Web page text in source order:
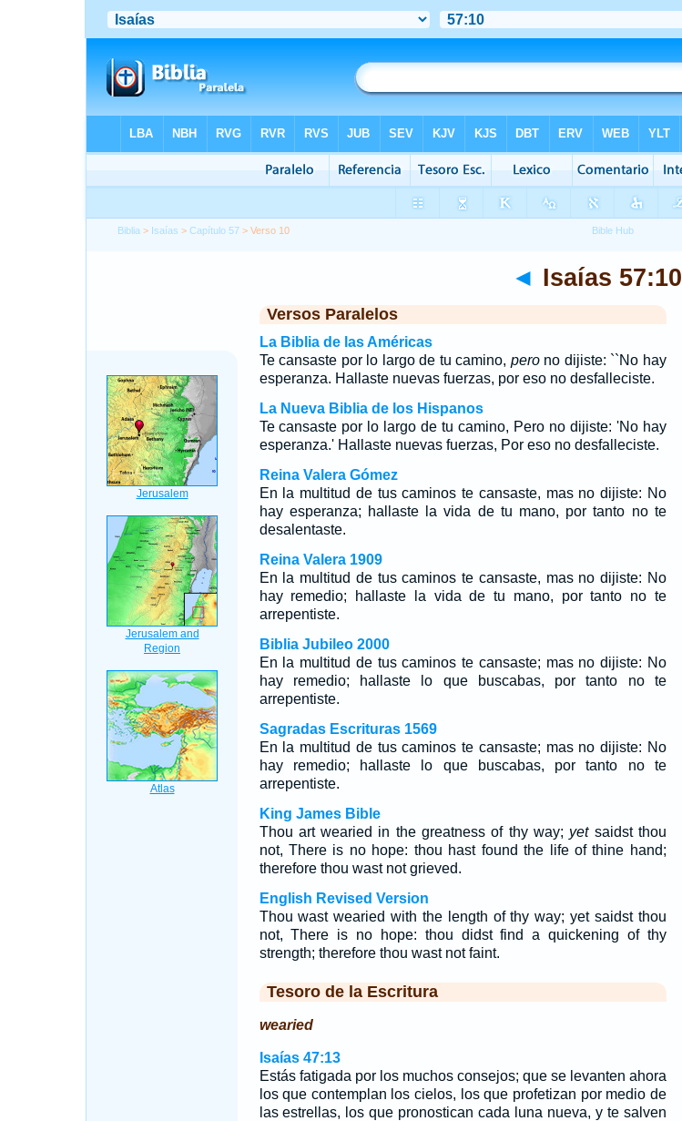
Biblia > Isaías >Capítulo 57 > Verso 10
◄ Isaías 57:10
Versos Paralelos
La Biblia de las Américas
Te cansaste por lo largo de tu camino, perono dijiste: ``No hay
esperanza. Hallaste nuevas fuerzas, por eso no desfalleciste.
La Nueva Biblia de los Hispanos
Te cansaste por lo largo de tu camino, Pero no dijiste: 'No hay
esperanza.' Hallaste nuevas fuerzas, Por eso no desfalleciste.
Reina Valera Gómez
En la multitud de tus caminos te cansaste, mas no dijiste: No
hay esperanza; hallaste la vida de tu mano, por tanto no te
desalentaste.
Reina Valera 1909
En la multitud de tus caminos te cansaste, mas no dijiste: No
hay remedio; hallaste la vida de tu mano, por tanto no te
arrepentiste.
Biblia Jubileo 2000
En la multitud de tus caminos te cansaste; mas no dijiste: No
hay remedio; hallaste lo que buscabas, por tanto no te
arrepentiste.
Sagradas Escrituras 1569
En la multitud de tus caminos te cansaste; mas no dijiste: No
hay remedio; hallaste lo que buscabas, por tanto no te
arrepentiste.
King James Bible
Thou art wearied in the greatness of thy way; yetsaidst thou
not, There is no hope: thou hast found the life of thine hand;
therefore thou wast not grieved.
English Revised Version
Thou wast wearied with the length of thy way; yet saidst thou
not, There is no hope: thou didst find a quickening of thy
strength; therefore thou wast not faint.
Tesoro de la Escritura
wearied
Isaías 47:13
Estás fatigada por los muchos consejos; que se levanten ahora
los que contemplan los cielos, los que profetizan por medio de
las estrellas, los que pronostican cada luna nueva, y te salven